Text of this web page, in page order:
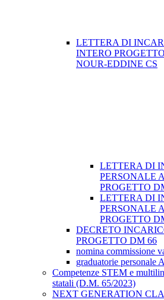
LETTERA DI
INTERO
NOUR-EDDINE CS
LETTERA DI
PERSONALE
PROGETTO
LETTERA DI
PERSONALE
PROGETTO
DECRETO
PROGETTO DM 66
nomina commissione
graduatorie personale
Competenze STEM e
statali (D.M. 65/2023)
NEXT GENERATION